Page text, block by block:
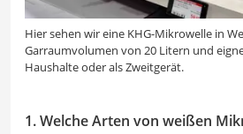
Hier sehen wir eine KHG-Mikrowelle in
Garraumvolumen von 20 Litern und
Haushalte oder als Zweitgerät.
1. Welche Arten von weißen